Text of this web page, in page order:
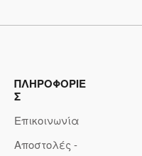
ΠΛΗΡΟΦΟΡΙΕ
Σ
Επικοινωνία
Αποστολές -